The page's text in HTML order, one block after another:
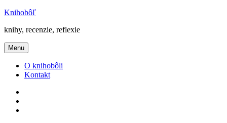
Prejsť
obsah
Knihobôľ
knihy, recenzie, reflexie
Menu
O knihobôli
Kontakt